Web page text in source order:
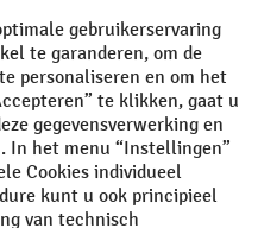
Copyright
and possible delivery charges,
datum. Combinatie met